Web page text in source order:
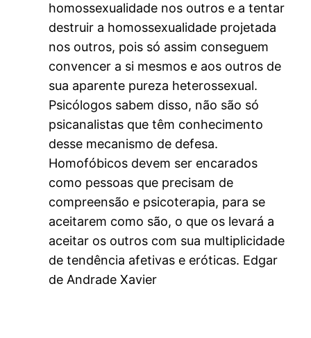
homossexualidade nos outros e a tentar
destruir a homossexualidade projetada
nos outros, pois só assim conseguem
convencer a si mesmos e aos outros de
sua aparente pureza heterossexual.
Psicólogos sabem disso, não são só
psicanalistas que têm conhecimento
desse mecanismo de defesa.
Homofóbicos devem ser encarados
como pessoas que precisam de
compreensão e psicoterapia, para se
aceitarem como são, o que os levará a
aceitar os outros com sua multiplicidade
de tendência afetivas e eróticas. Edgar
de Andrade Xavier